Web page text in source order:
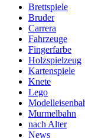
Brettspiele
Bruder
Carrera
Fahrzeuge
Fingerfarbe
Holzspielzeug
Kartenspiele
Knete
Lego
Murmelbahn
nach Alter
News